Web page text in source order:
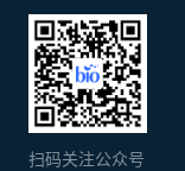
扫码关注公众号